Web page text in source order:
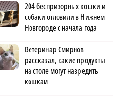
204 беспризорных кошки и
собаки отловили в Нижнем
Новгороде с начала года
Ветеринар Смирнов
рассказал, какие продукты
на столе могут навредить
кошкам